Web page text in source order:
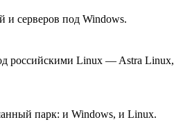
и серверов под Windows.
российскими Linux — Astra Linux,
парк: и Windows, и Linux.